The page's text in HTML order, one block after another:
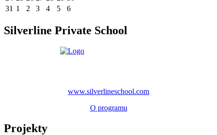
31 1 2 3 4 5 6
Silverline Private School
www.silverlineschool.com
O programu
Projekty